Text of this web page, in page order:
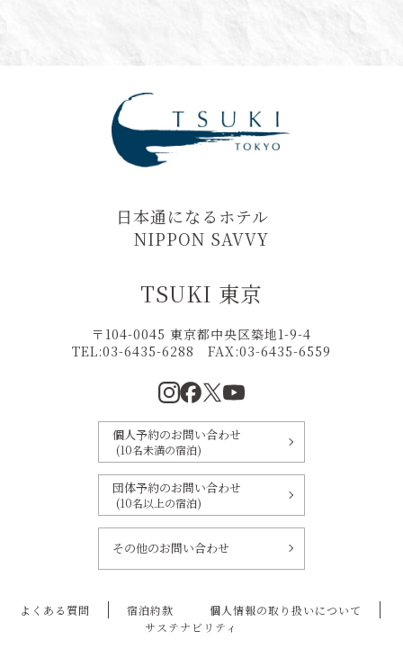
日本通になるホテル
NIPPON SAVVY
TSUKI 東京
〒104-0045 東京都中央区築地1-9-4
TEL:03-6435-6288 FAX:03-6435-6559
個人予約のお問い合わせ
(10名未満の宿泊)
団体予約のお問い合わせ
(10名以上の宿泊)
その他のお問い合わせ
よくある質問 宿泊約款
個人情報の取り扱いについて
サステナビリティ